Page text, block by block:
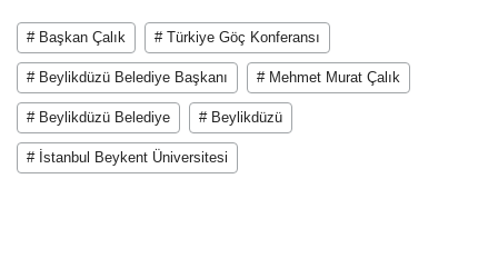
# Başkan Çalık # Türkiye Göç Konferansı
# Beylikdüzü Belediye Başkanı # Mehmet Murat Çalık
# Beylikdüzü Belediye # Beylikdüzü
# İstanbul Beykent Üniversitesi